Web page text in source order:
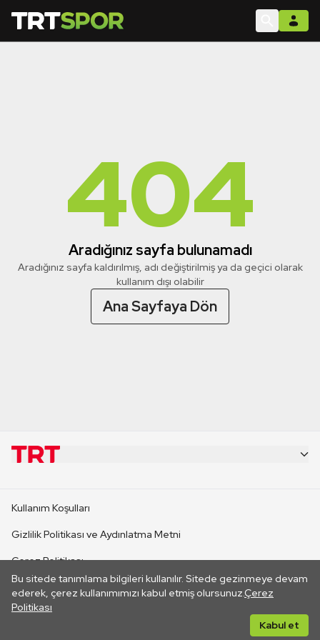
404
Aradığınız sayfa bulunamadı
Aradığınız sayfa kaldırılmış, adı değiştirilmiş ya da geçici olarak
kullanım dışı olabilir
Ana Sayfaya Dön
Bu sitede tanımlama bilgileri kullanılır. Sitede gezinmeye devam
ederek, çerez kullanımımızı kabul etmiş olursunuz.Çerez
Politikası
Kabul et
CANLI YAYINLAR
Kullanım Koşulları
Gizlilik Politikası ve Aydınlatma Metni
Çerez Politikası
İletişim
Her hakkı saklıdır. ©2026 TRT. Bağlantı yoluyla gidilen dış